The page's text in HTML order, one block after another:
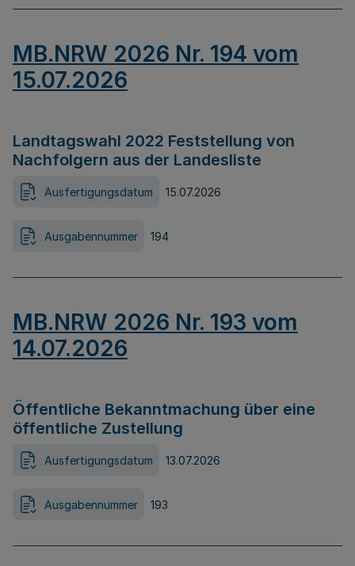
MB.NRW 2026 Nr. 194 vom
15.07.2026
Landtagswahl 2022 Feststellung von
Nachfolgern aus der Landesliste
Ausfertigungsdatum 15.07.2026
Ausgabennummer 194
MB.NRW 2026 Nr. 193 vom
14.07.2026
Öffentliche Bekanntmachung über eine
öffentliche Zustellung
Ausfertigungsdatum 13.07.2026
Ausgabennummer 193